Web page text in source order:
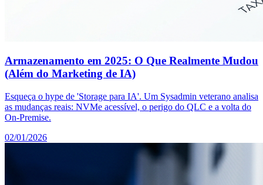
Armazenamento em 2025: O Que Realmente Mudou
(Além do Marketing de IA)
Esqueça o hype de 'Storage para IA'. Um Sysadmin veterano analisa
as mudanças reais: NVMe acessível, o perigo do QLC e a volta do
On-Premise.
02/01/2026